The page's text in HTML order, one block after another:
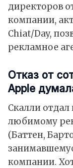
директоров
компании,
Chiat/Day,
рекламное
Отказ от
Apple
Скалли
любимому
(Баттен,
компании.